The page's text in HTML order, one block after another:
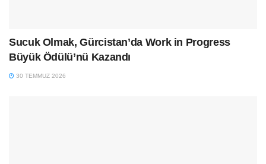
Sucuk Olmak, Gürcistan’da Work in Progress
Büyük Ödülü’nü Kazandı
30 TEMMUZ 2026